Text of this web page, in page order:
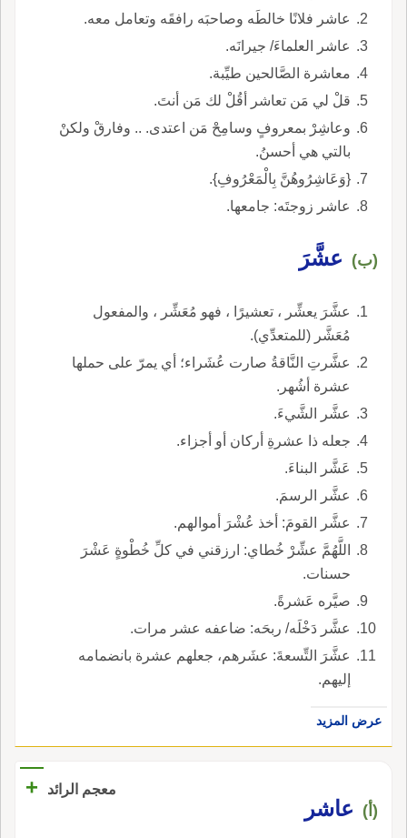
عاشر فلانًا خالطَه وصاحبَه رافقَه وتعامل معه.
عاشر العلماءَ/ جيرانَه.
معاشرة الصَّالحين طيِّبة.
قلْ لي مَن تعاشر أقُلْ لك مَن أنتَ.
وعاشِرْ بمعروفٍ وسامِحْ مَن اعتدى. .. وفارقْ ولكنْ
بالتي هي أحسنُ.
{وَعَاشِرُوهُنَّ بِالْمَعْرُوفِ}.
عاشر زوجتَه: جامعها.
(ب) عشَّرَ
عشَّرَ يعشِّر ، تعشيرًا ، فهو مُعَشِّر ، والمفعول
مُعَشَّر (للمتعدِّي).
عشَّرتِ النَّاقةُ صارت عُشَراء؛ أي يمرّ على حملها
عشرة أشُهر.
عشَّر الشَّيءَ.
جعله ذا عشرةِ أركان أو أجزاء.
عَشَّر البناءَ.
عشَّر الرسمَ.
عشَّر القومَ: أخذ عُشْرَ أموالهم.
اللَّهُمَّ عشِّرْ خُطاي: ارزقني في كلِّ خُطْوةٍ عَشْرَ
حسنات.
صيَّره عَشرةً.
عشَّر دَخْلَه/ ربحَه: ضاعفه عشر مرات.
عشَّرَ التِّسعةَ: عشَرهم، جعلهم عشرة بانضمامه
إليهم.
عرض المزيد
معجم الرائد +
(أ) عاشر